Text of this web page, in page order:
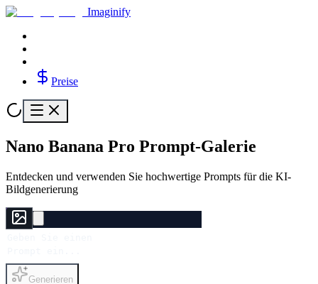
Imaginify
Preise
Nano Banana Pro Prompt-Galerie
Entdecken und verwenden Sie hochwertige Prompts für die KI-
Bildgenerierung
Generieren